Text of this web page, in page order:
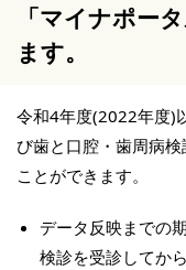
「マイナポー
ます。
令和4年度(2022年度)
び歯と口腔・歯周病
ことができます。
データ反映までの
検診を受診してか